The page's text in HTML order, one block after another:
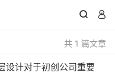
 
共 1 篇文章
设计对于初创公司重要